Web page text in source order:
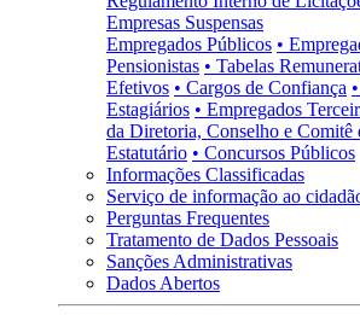
Empresas Suspensas
Empregados Públicos •
Pensionistas • Tabelas
Efetivos • Cargos de Confiança
Estagiários • Empregados
da Diretoria, Conselho e Comitê
Estatutário • Concursos Públicos
Informações Classificadas
Serviço de informação ao
Perguntas Frequentes
Tratamento de Dados Pessoais
Sanções Administrativas
Dados Abertos